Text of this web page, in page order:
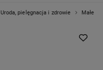
Uroda, pielęgnacja i zdrowie Małe